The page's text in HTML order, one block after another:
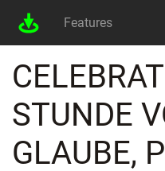
Features
STUNDE
GLAUBE,